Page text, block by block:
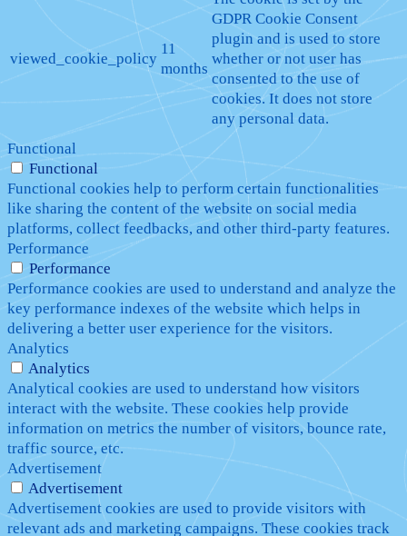
viewed_cookie_policy
11
months
GDPR Cookie Consent
plugin and is used to store
whether or not user has
consented to the use of
cookies. It does not store
any personal data.
Functional
Functional
Functional cookies help to perform certain functionalities
like sharing the content of the website on social media
platforms, collect feedbacks, and other third-party features.
Performance
Performance
Performance cookies are used to understand and analyze the
key performance indexes of the website which helps in
delivering a better user experience for the visitors.
Analytics
Analytics
Analytical cookies are used to understand how visitors
interact with the website. These cookies help provide
information on metrics the number of visitors, bounce rate,
traffic source, etc.
Advertisement
Advertisement
Advertisement cookies are used to provide visitors with
relevant ads and marketing campaigns. These cookies track